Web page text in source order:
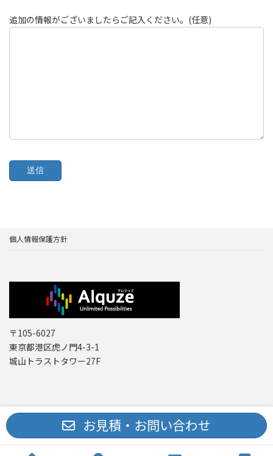
追加の情報がございましたらご記入ください。(任意)
個人情報保護方針
〒105-6027
東京都港区虎ノ門4-3-1
城山トラストタワー27F
Copyright © レーザー機器 専門商社｜株式会社アルクゥズ ALQUZE Inc. All
Rights Reserved.
お見積・お問い合わせ